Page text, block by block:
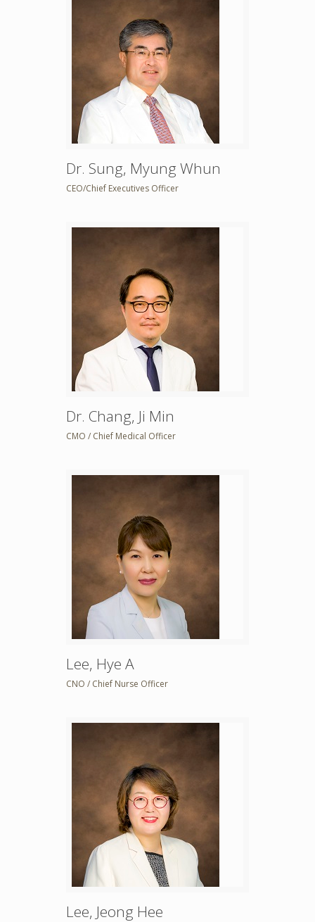
Dr. Sung, Myung Whun
CEO/Chief Executives Officer
Dr. Chang, Ji Min
CMO / Chief Medical Officer
Lee, Hye A
CNO / Chief Nurse Officer
Lee, Jeong Hee